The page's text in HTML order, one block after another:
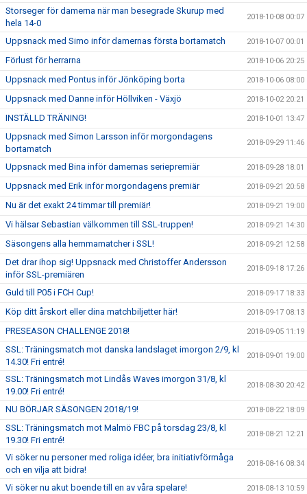
Storseger för damerna när man besegrade Skurup med
hela 14-0
2018-10-08 00:07
Uppsnack med Simo inför damernas första bortamatch 2018-10-07 00:01
Förlust för herrarna 2018-10-06 20:25
Uppsnack med Pontus inför Jönköping borta 2018-10-06 08:00
Uppsnack med Danne inför Höllviken - Växjö 2018-10-02 20:21
INSTÄLLD TRÄNING! 2018-10-01 13:47
Uppsnack med Simon Larsson inför morgondagens
bortamatch
2018-09-29 11:46
Uppsnack med Bina inför damernas seriepremiär 2018-09-28 18:01
Uppsnack med Erik inför morgondagens premiär 2018-09-21 20:58
Nu är det exakt 24 timmar till premiär! 2018-09-21 19:00
Vi hälsar Sebastian välkommen till SSL-truppen! 2018-09-21 14:30
Säsongens alla hemmamatcher i SSL! 2018-09-21 12:58
Det drar ihop sig! Uppsnack med Christoffer Andersson
inför SSL-premiären
2018-09-18 17:26
Guld till P05 i FCH Cup! 2018-09-17 18:33
Köp ditt årskort eller dina matchbiljetter här! 2018-09-17 08:13
PRESEASON CHALLENGE 2018! 2018-09-05 11:19
SSL: Träningsmatch mot danska landslaget imorgon 2/9, kl
14.30! Fri entré!
2018-09-01 19:00
SSL: Träningsmatch mot Lindås Waves imorgon 31/8, kl
19.00! Fri entré!
2018-08-30 20:42
NU BÖRJAR SÄSONGEN 2018/19! 2018-08-22 18:09
SSL: Träningsmatch mot Malmö FBC på torsdag 23/8, kl
19.30! Fri entré!
2018-08-21 12:21
Vi söker nu personer med roliga idéer, bra initiativförmåga
och en vilja att bidra!
2018-08-16 08:34
Vi söker nu akut boende till en av våra spelare! 2018-08-13 10:59